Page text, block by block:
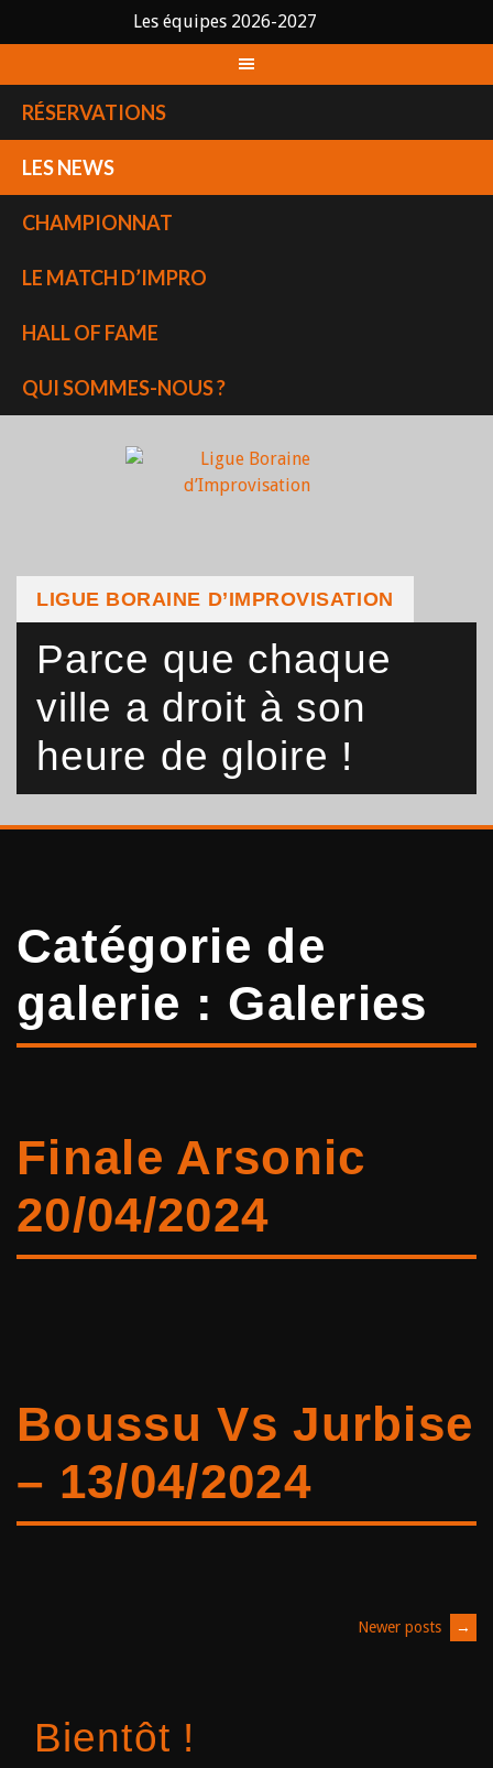
Les équipes 2026-2027
to
content
RÉSERVATIONS
LES NEWS
CHAMPIONNAT
LE MATCH D’IMPRO
HALL OF FAME
QUI SOMMES-NOUS ?
LIGUE BORAINE D’IMPROVISATION
Parce que chaque
ville a droit à son
heure de gloire !
Catégorie de
galerie : Galeries
Finale Arsonic
20/04/2024
Boussu Vs Jurbise
– 13/04/2024
Newer posts →
Bientôt !